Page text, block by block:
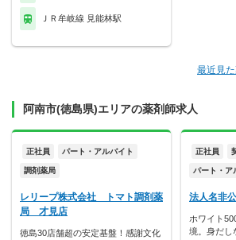
ＪＲ牟岐線 見能林駅
最近見
阿南市(徳島県)エリアの薬剤師求人
正社員 パート・アルバイト
調剤薬局
レリープ株式会社 トマト調剤薬
局 才見店
徳島30店舗超の安定基盤！感謝文化
正社員
パート・ア
法人名非
ホワイト
境。身だ